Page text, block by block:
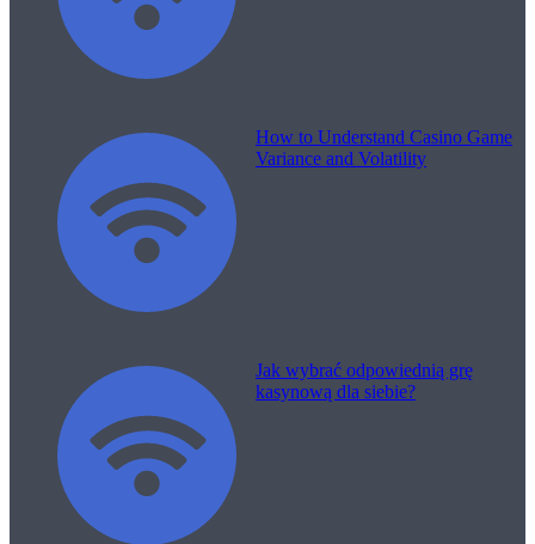
How to Understand Casino Game
Variance and Volatility
Jak wybrać odpowiednią grę
kasynową dla siebie?